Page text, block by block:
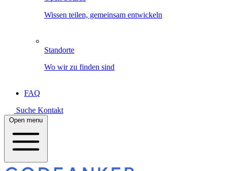
Wissen teilen, gemeinsam entwickeln
Standorte
Wo wir zu finden sind
FAQ
Suche Kontakt
Open menu